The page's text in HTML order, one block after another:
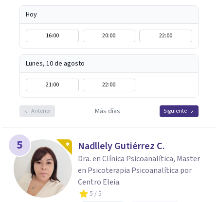
Hoy
16:00 20:00 22:00
Lunes, 10 de agosto
21:00 22:00
Anterior Más días Siguiente
5 Nadllely Gutiérrez C.
Dra. en Clínica Psicoanalítica, Master
en Psicoterapia Psicoanalítica por
Centro Eleia.
5 / 5